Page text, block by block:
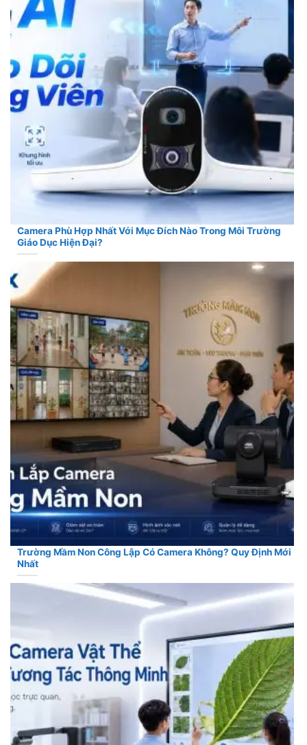
Camera Phù Hợp Nhất Với Mục Đích Nào Trong Môi Trường
Giáo Dục Hiện Đại?
Trường Mầm Non Công Lập Có Camera Không? Quy Định Mới
Nhất